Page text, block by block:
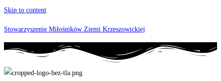
Skip to content
Stowarzyszenie Miłośników Ziemi Krzeszowickiej